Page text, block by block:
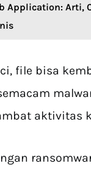
Application: Arti,
file bisa
aktivitas